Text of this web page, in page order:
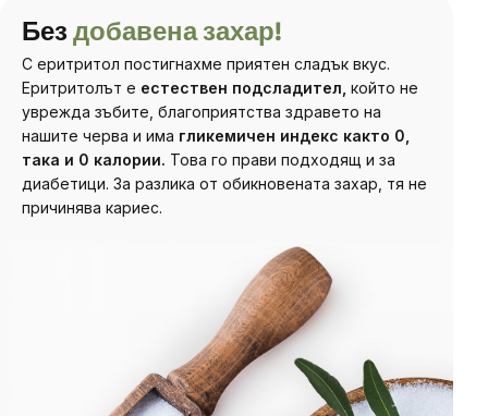
Без добавена захар!
С еритритол постигнахме приятен сладък вкус.
Еритритолът е естествен подсладител, който не
уврежда зъбите, благоприятства здравето на
нашите черва и има гликемичен индекс както 0,
така и 0 калории. Това го прави подходящ и за
диабетици. За разлика от обикновената захар, тя не
причинява кариес.